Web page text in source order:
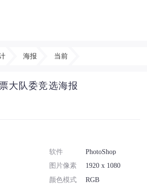
海报 当前
大队委竞选海报
软件
PhotoShop
图片像素
1920 x 1080
颜色模式
RGB